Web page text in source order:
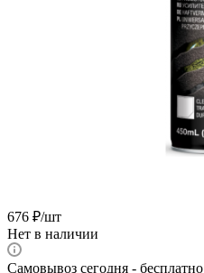
676 ₽/шт
Нет в наличии
Самовывоз сегодня - бесплатно